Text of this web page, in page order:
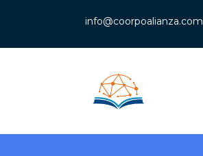
info@coorpoalianza.com